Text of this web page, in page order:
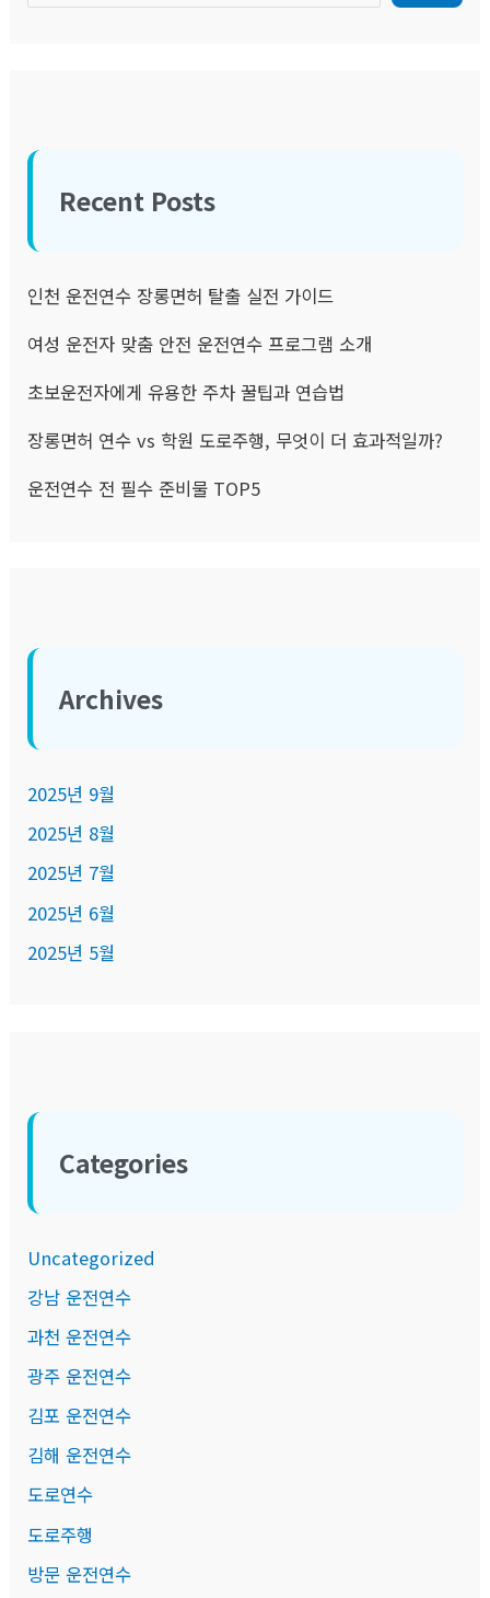
Recent Posts
인천 운전연수 장롱면허 탈출 실전 가이드
여성 운전자 맞춤 안전 운전연수 프로그램 소개
초보운전자에게 유용한 주차 꿀팁과 연습법
장롱면허 연수 vs 학원 도로주행, 무엇이 더 효과적일까?
운전연수 전 필수 준비물 TOP5
Archives
2025년 9월
2025년 8월
2025년 7월
2025년 6월
2025년 5월
Categories
Uncategorized
강남 운전연수
과천 운전연수
광주 운전연수
김포 운전연수
김해 운전연수
도로연수
도로주행
방문 운전연수